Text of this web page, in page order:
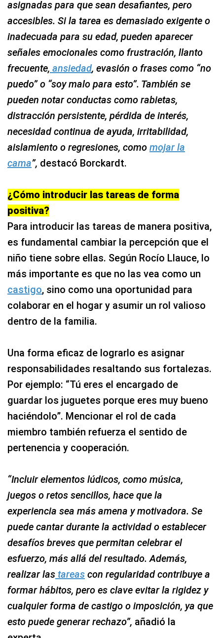
asignadas para que sean desafiantes, pero
accesibles. Si la tarea es demasiado exigente o
inadecuada para su edad, pueden aparecer
señales emocionales como frustración, llanto
frecuente, ansiedad, evasión o frases como “no
puedo” o “soy malo para esto”. También se
pueden notar conductas como rabietas,
distracción persistente, pérdida de interés,
necesidad continua de ayuda, irritabilidad,
aislamiento o regresiones, como mojar la
cama”, destacó Borckardt.
¿Cómo introducir las tareas de forma
positiva?
Para introducir las tareas de manera positiva,
es fundamental cambiar la percepción que el
niño tiene sobre ellas. Según Rocío Llauce, lo
más importante es que no las vea como un
castigo, sino como una oportunidad para
colaborar en el hogar y asumir un rol valioso
dentro de la familia.
Una forma eficaz de lograrlo es asignar
responsabilidades resaltando sus fortalezas.
Por ejemplo: “Tú eres el encargado de
guardar los juguetes porque eres muy bueno
haciéndolo”. Mencionar el rol de cada
miembro también refuerza el sentido de
pertenencia y cooperación.
“Incluir elementos lúdicos, como música,
juegos o retos sencillos, hace que la
experiencia sea más amena y motivadora. Se
puede cantar durante la actividad o establecer
desafíos breves que permitan celebrar el
esfuerzo, más allá del resultado. Además,
realizar las tareas con regularidad contribuye a
formar hábitos, pero es clave evitar la rigidez y
cualquier forma de castigo o imposición, ya que
esto puede generar rechazo”, añadió la